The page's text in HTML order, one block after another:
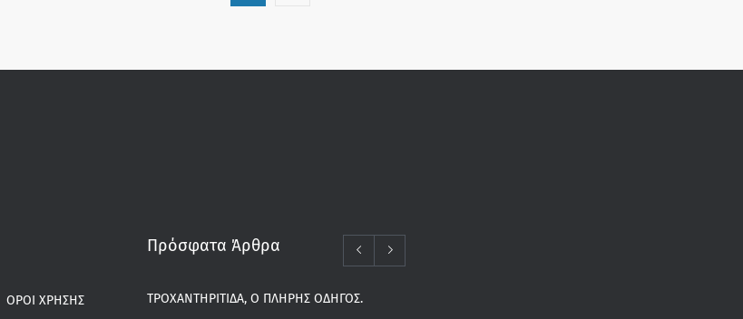
ΟΡΟΙ ΧΡΗΣΗΣ
Πρόσφατα Άρθρα
ΤΡΟΧΑΝΤΗΡΙΤΙΔΑ, Ο ΠΛΗΡΗΣ ΟΔΗΓΟΣ.